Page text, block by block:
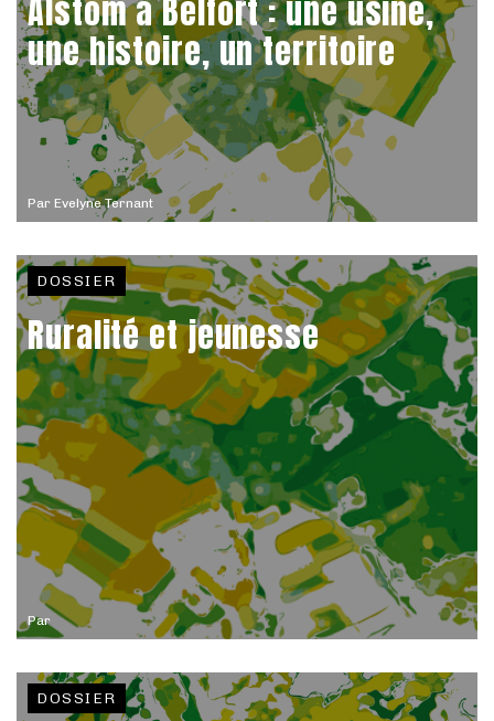
Par Evelyne Ternant
Alstom à Belfort : une usine,
une histoire, un territoire
Par
DOSSIER
Ruralité et jeunesse
DOSSIER